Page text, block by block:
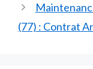
(77) : Contrat